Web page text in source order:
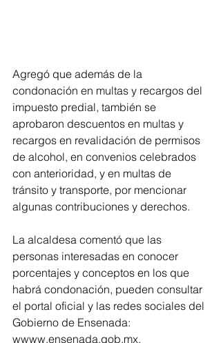
Agregó que además de la
condonación en multas y recargos del
impuesto predial, también se
aprobaron descuentos en multas y
recargos en revalidación de permisos
de alcohol, en convenios celebrados
con anterioridad, y en multas de
tránsito y transporte, por mencionar
algunas contribuciones y derechos.
La alcaldesa comentó que las
personas interesadas en conocer
porcentajes y conceptos en los que
habrá condonación, pueden consultar
el portal oficial y las redes sociales del
Gobierno de Ensenada:
wwww.ensenada.gob.mx.